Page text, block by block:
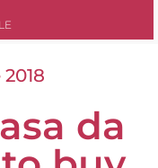
da